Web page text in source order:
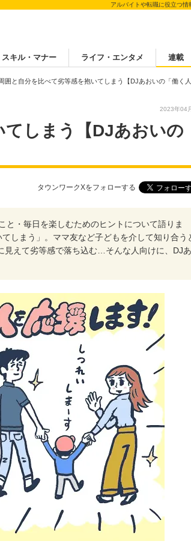
アルバイトや転職に役立つ情
スキル・マナー ライフ・エンタメ 連載
囲と自分を比べて劣等感を抱いてしまう【DJあおいの「働く
2023年04
てしまう【DJあおいの
タウンワークXをフォローする
・毎日を楽しむためのヒントについて語りま
しまう」。ママ友など子どもを介して知り合う
見えて劣等感で落ち込む…そんな人向けに、DJあ